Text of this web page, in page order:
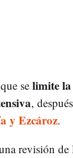
se limite la
,
y Ezcároz.
revisión de